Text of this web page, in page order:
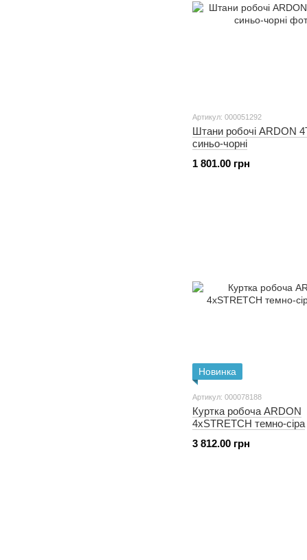
Артикул: 000051292
Штани робочі ARDON
синьо-чорні
1 801.00 грн
Новинка
Артикул: 000078188
Куртка робоча ARDON
4xSTRETCH темно-сіра
3 812.00 грн